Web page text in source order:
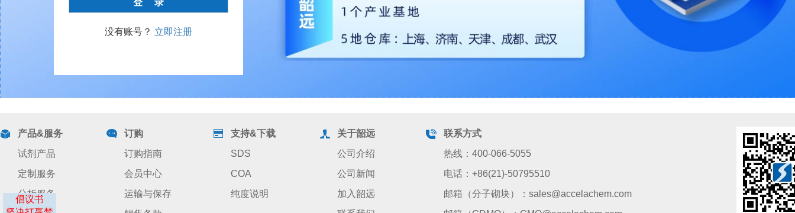
倡议书
没有账号？ 立即注册
产品&服务
试剂产品
定制服务
分析服务
订购
订购指南
会员中心
运输与保存
支持&下载
SDS
COA
纯度说明
关于韶远
公司介绍
公司新闻
加入韶远
联系方式
热线：400-066-5055
电话：+86(21)-50795510
邮箱（分子砌块）：sales@accelachem.com